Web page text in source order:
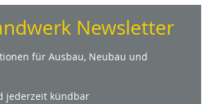
Newsletter
für Ausbau, Neubau und
jederzeit kündbar